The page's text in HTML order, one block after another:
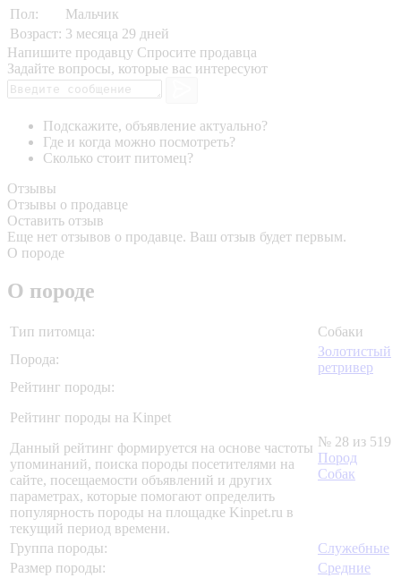
Пол:
Мальчик
Возраст: 3 месяца 29 дней
Напишите продавцу Спросите продавца
Задайте вопросы, которые вас интересуют
Подскажите, объявление актуально?
Где и когда можно посмотреть?
Сколько стоит питомец?
Отзывы
Отзывы о продавце
Оставить отзыв
Еще нет отзывов о продавце. Ваш отзыв будет первым.
О породе
О породе
Тип питомца:
Собаки
Порода:
Золотистый
ретривер
Рейтинг породы:
Рейтинг породы на Kinpet
Данный рейтинг формируется на основе частоты
упоминаний, поиска породы посетителями на
сайте, посещаемости объявлений и других
параметрах, которые помогают определить
популярность породы на площадке Kinpet.ru в
текущий период времени.
№ 28 из 519
Пород
Собак
Группа породы:
Служебные
Размер породы:
Средние